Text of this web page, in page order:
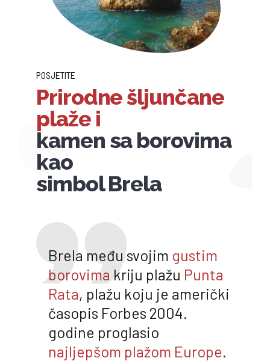
POSJETITE
Prirodne šljunčane
plaže i
kamen sa borovima
kao
simbol Brela
Brela među svojim gustim
borovima kriju plažu Punta
Rata, plažu koju je američki
časopis Forbes 2004.
godine proglasio
najljepšom plažom Europe.